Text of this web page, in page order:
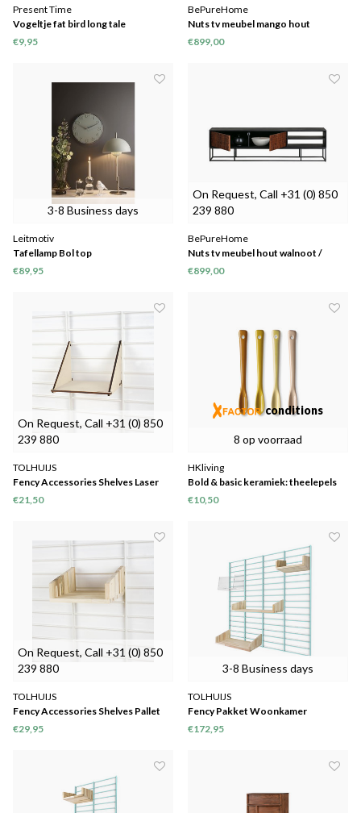
Present Time
Vogeltje fat bird long tale
€9,95
BePureHome
Nuts tv meubel mango hout
walnoot / zwart - Copy
fernseh möbel, wallnut, sheesam,
€899,00
3-8 Business days
Leitmotiv
Tafellamp Bol top
€89,95
On Request, Call +31 (0) 850
239 880
BePureHome
Nuts tv meubel hout walnoot /
zwart
€899,00
On Request, Call +31 (0) 850
239 880
TOLHUIJS
Fency Accessories Shelves Laser
hout
€21,50
8 op voorraad
conditions
HKliving
Bold & basic keramiek: theelepels
(set van 4)
€10,50
On Request, Call +31 (0) 850
239 880
TOLHUIJS
Fency Accessories Shelves Pallet
hout
€29,95
3-8 Business days
TOLHUIJS
Fency Pakket Woonkamer
€172,95